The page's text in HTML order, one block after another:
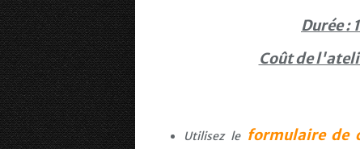
Durée :
Coût de
Utilisez le formulaire de